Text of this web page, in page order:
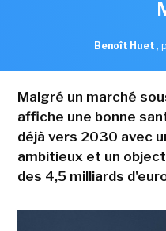
Benoît Huet ,
Malgré un marché
affiche une bonne
déjà vers 2030 avec
ambitieux et un
des 4,5 milliards